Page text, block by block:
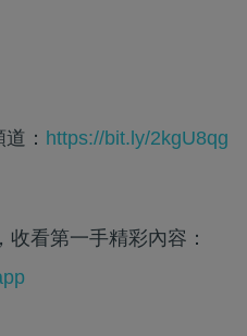
： https://bit.ly/2kgU8qg
看第一手精彩內容：